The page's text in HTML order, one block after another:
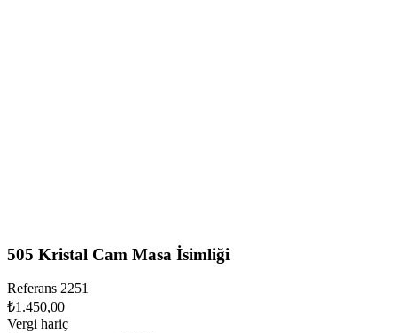
505 Kristal Cam Masa İsimliği
Referans 2251
₺1.450,00
Vergi hariç